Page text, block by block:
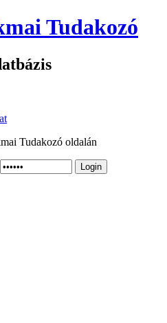
Tudakozó
Tudakozó oldalán
Login